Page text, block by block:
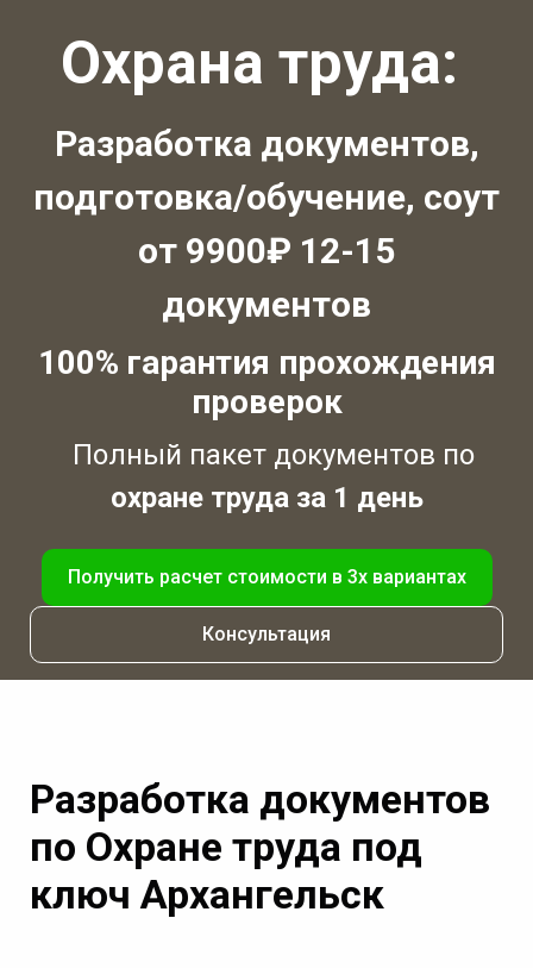
Охрана труда:
Разработка документов,
подготовка/обучение, соут
от 9900₽ 12-15
документов
100% гарантия прохождения
проверок
Полный пакет документов по
охране труда за 1 день
Получить расчет стоимости в 3х вариантах
Консультация
Разработка документов
по Охране труда под
ключ Архангельск